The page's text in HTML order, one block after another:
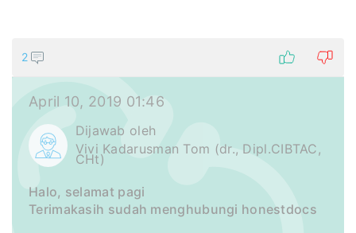
2
April 10, 2019 01:46
Dijawab oleh
Vivi Kadarusman Tom (dr., Dipl.CIBTAC,
CHt)
Halo, selamat pagi
Terimakasih sudah menghubungi honestdocs